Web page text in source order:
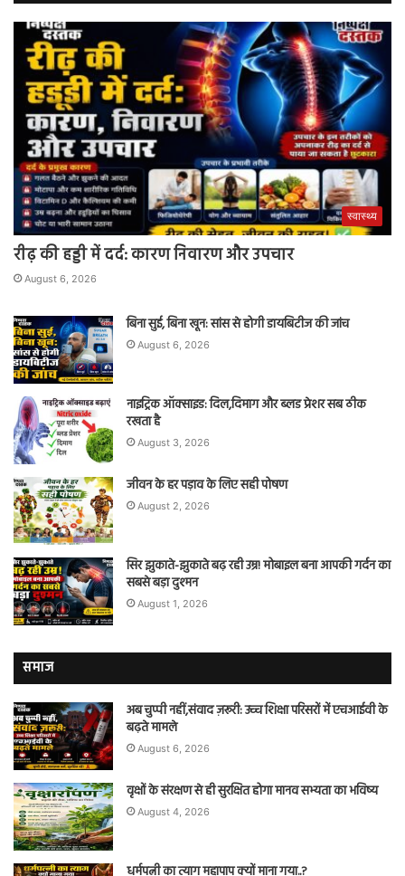
स्वास्थ्य
रीढ़ की हड्डी में दर्द: कारण निवारण और उपचार
August 6, 2026
बिना सुई, बिना खून: सांस से होगी डायबिटीज की जांच
August 6, 2026
नाइट्रिक ऑक्साइड: दिल,दिमाग और ब्लड प्रेशर सब ठीक
रखता है
August 3, 2026
जीवन के हर पड़ाव के लिए सही पोषण
August 2, 2026
सिर झुकाते-झुकाते बढ़ रही उम्र! मोबाइल बना आपकी गर्दन का
सबसे बड़ा दुश्मन
August 1, 2026
समाज
अब चुप्पी नहीं,संवाद ज़रूरी: उच्च शिक्षा परिसरों में एचआईवी के
बढ़ते मामले
August 6, 2026
वृक्षों के संरक्षण से ही सुरक्षित होगा मानव सभ्यता का भविष्य
August 4, 2026